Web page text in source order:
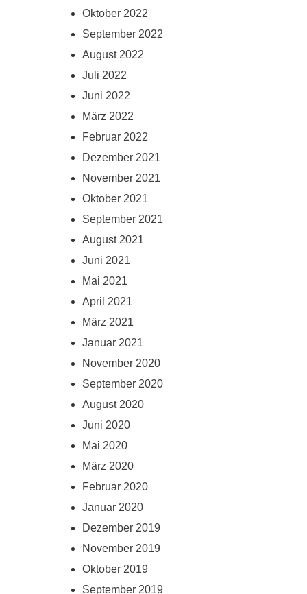
Oktober 2022
September 2022
August 2022
Juli 2022
Juni 2022
März 2022
Februar 2022
Dezember 2021
November 2021
Oktober 2021
September 2021
August 2021
Juni 2021
Mai 2021
April 2021
März 2021
Januar 2021
November 2020
September 2020
August 2020
Juni 2020
Mai 2020
März 2020
Februar 2020
Januar 2020
Dezember 2019
November 2019
Oktober 2019
September 2019